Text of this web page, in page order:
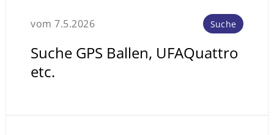
vom 7.5.2026 Suche
Suche GPS Ballen, UFAQuattro
etc.